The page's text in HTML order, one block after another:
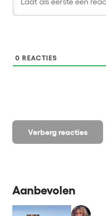
Verberg reacties
0 REACTIES
Aanbevolen